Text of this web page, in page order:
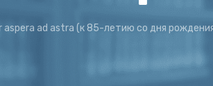
aspera ad astra (к 85-летию со дня